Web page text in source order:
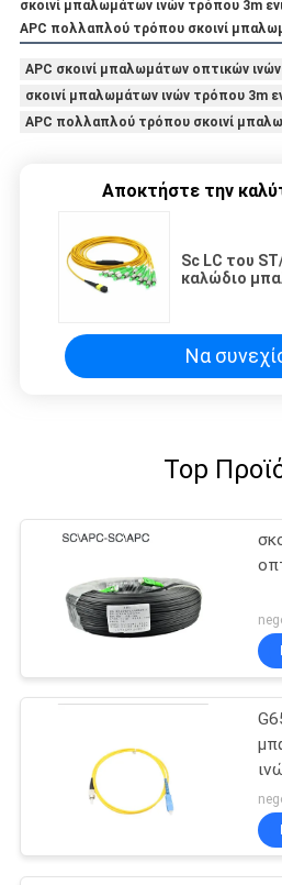
σκοινί μπαλωμάτων ινών τρόπου 3m
APC πολλαπλού τρόπου σκοινί
APC σκοινί μπαλωμάτων οπτικών ινών
σκοινί μπαλωμάτων ινών τρόπου 3m
APC πολλαπλού τρόπου σκοινί
Αποκτήστε την
Sc LC του
καλώδιο
οπτικών
Να
Top